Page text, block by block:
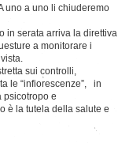
uno a uno li chiuderemo
in serata arriva la direttiva
a monitorare i
sui controlli,
le “infiorescenze”, in
psicotropo e
è la tutela della salute e